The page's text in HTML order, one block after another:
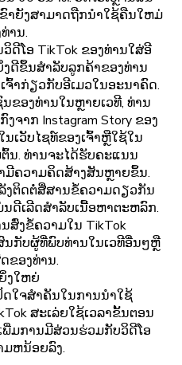
າຍັງສາມາດຖືກນໍາໃຊ້ຄືນໃຫມ່
ານ.
ດີໂອ TikTok ຂອງທ່ານໃສ່ອີ
ງດີຂຶ້ນສໍາລັບລູກຄ້າຂອງທ່ານ
ຈົ້າກ່ຽວກັບອີເມວໃນອະນາຄົດ.
ຂອງທ່ານໃນຫຼາຍເວທີ, ທ່ານ
ຈາກ Instagram Story ຂອງ
ເວັບໄຊທ໌ຂອງເຈົ້າຫຼືໃຊ້ໃນ
ນ. ທ່ານຈະໄດ້ຮັບຄະແນນ
ມີຄວາມຄິດສ້າງສັນຫຼາຍຂຶ້ນ.
ງຕິດຕໍ່ສື່ສານຂໍ້ຄວາມດຽວກັນ
ນດີເລີດສໍາລັບເນື້ອຫາຕະຫລົກ.
ສົ່ງຂໍ້ຄວາມໃນ TikTok
ກັບຜູ້ທີ່ພົບທ່ານໃນເວທີອື່ນໆຫຼື
ຂອງທ່ານ.
ງໃຫຍ່
ໃຈສໍາຄັນໃນການນໍາໃຊ້
ສະເລ່ຍໃຊ້ເວລາຂັ້ນຕອນ
ພີ່ມການມີສ່ວນຮ່ວມກັບວິດີໂອ
ມຫນ້ອຍລົງ.